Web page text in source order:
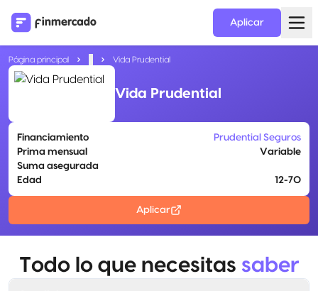
Aplicar
Página principal Vida Prudential
Vida Prudential
Financiamiento
Prudential Seguros
Prima mensual
Variable
Suma asegurada
Edad
12-70
Aplicar
Todo lo que necesitas saber